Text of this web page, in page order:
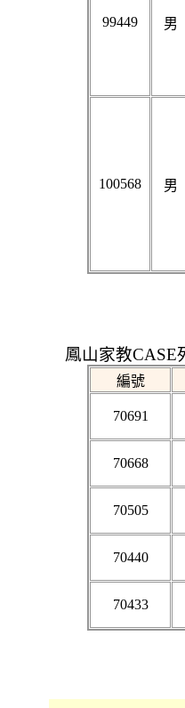
99449 男
100568 男
鳳山家教CASE
編號
70691
70668
70505
70440
70433